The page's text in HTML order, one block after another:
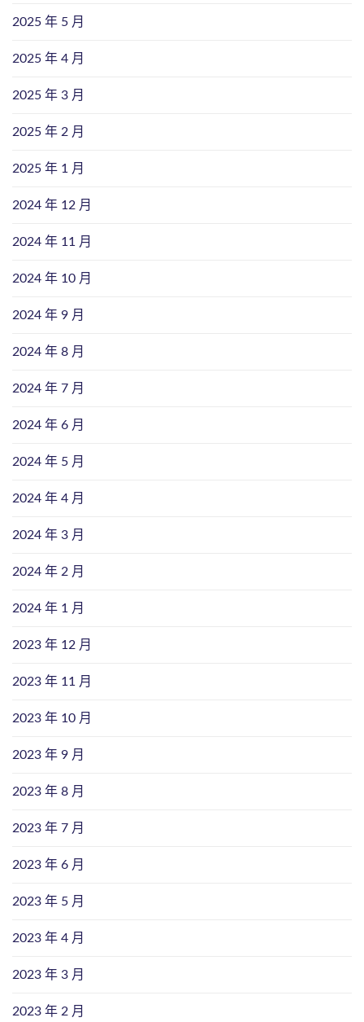
2025 年 5 月
2025 年 4 月
2025 年 3 月
2025 年 2 月
2025 年 1 月
2024 年 12 月
2024 年 11 月
2024 年 10 月
2024 年 9 月
2024 年 8 月
2024 年 7 月
2024 年 6 月
2024 年 5 月
2024 年 4 月
2024 年 3 月
2024 年 2 月
2024 年 1 月
2023 年 12 月
2023 年 11 月
2023 年 10 月
2023 年 9 月
2023 年 8 月
2023 年 7 月
2023 年 6 月
2023 年 5 月
2023 年 4 月
2023 年 3 月
2023 年 2 月